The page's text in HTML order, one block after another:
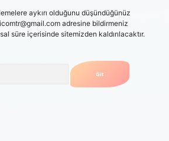
aykırı olduğunu düşündüğünüz
adresine bildirmeniz
süre içerisinde sitemizden kaldırılacaktır.